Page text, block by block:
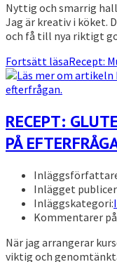
Nyttig och smarrig
Jag är kreativ i köket.
och få till nya riktigt
Fortsätt läsaRecept:
RECEPT:
PÅ
Inlägget
Inläggskategori:
Kommentarer
När jag arrangerar
viktig och